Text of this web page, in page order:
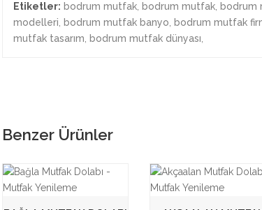
Etiketler: bodrum mutfak, bodrum mutfak, bodrum
modelleri
bodrum mutfak banyo bodrum mutfak
mutfak tasarım
bodrum mutfak dünyası
Benzer Ürünler